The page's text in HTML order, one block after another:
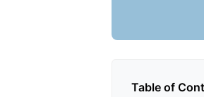
Table of